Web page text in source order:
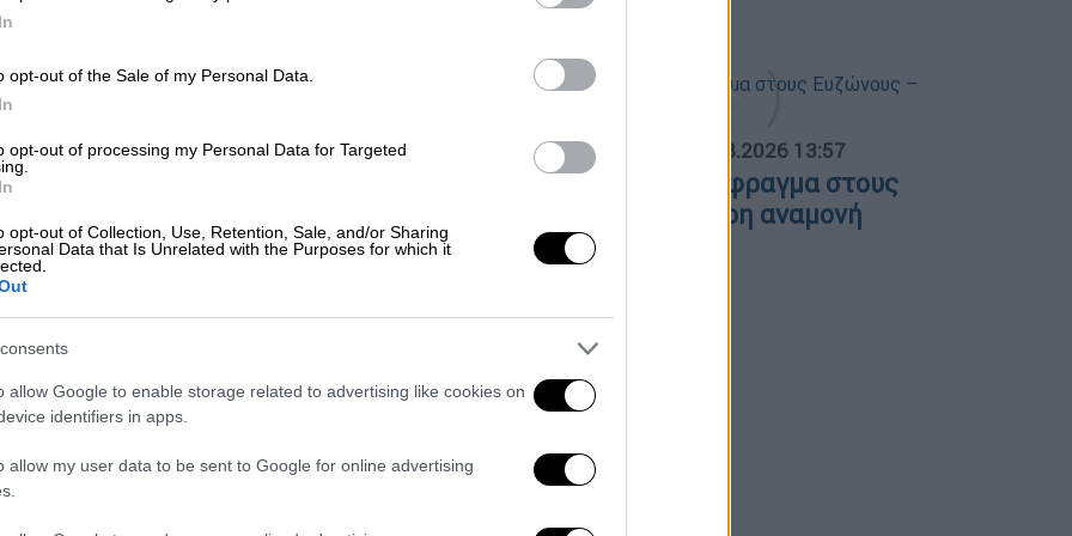
opt-out of the Sale of my Personal Data.
opt-out of processing my Personal Data for Targeted
opt-out of Collection, Use, Retention, Sale, and/or Sharing
Data that Is Unrelated with the Purposes for which it
allow Google to enable storage related to advertising like cookies on
identifiers in apps.
allow my user data to be sent to Google for online advertising
Η Τζένιφερ Λόρενς έγινε για
Η ηθοποιός και ο σύζυγός της έχουν
Lifestyle| 16.11.2024 20:00
σπίτια καμένα
ΑΠΟΣΠΑΣΜΑΤΑ... 05.08.2026 13:57
Κυκλοφοριακό έμφραγμα στους
Ευζώνους – Τρίωρη αναμονή